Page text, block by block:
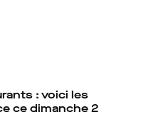
: voici les
ce dimanche 2